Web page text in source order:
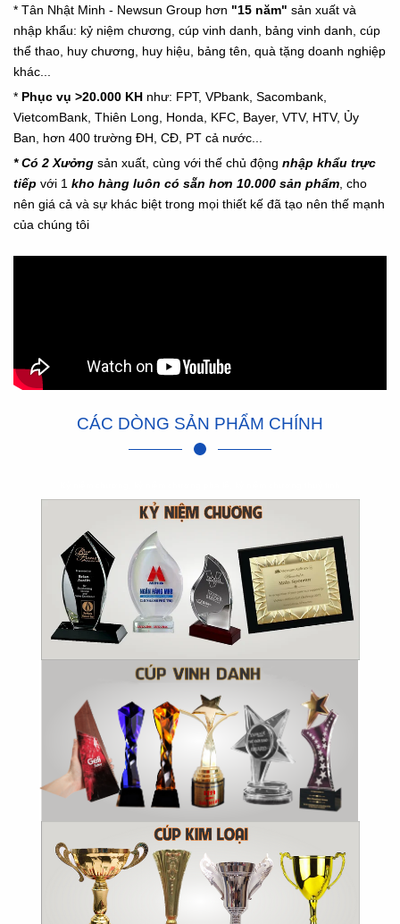
* Tân Nhật Minh - Newsun Group hơn "15 năm" sản xuất và
nhập khẩu: kỷ niệm chương, cúp vinh danh, bảng vinh danh, cúp
thể thao, huy chương, huy hiệu, bảng tên, quà tặng doanh nghiệp
khác...
* Phục vụ >20.000 KH như: FPT, VPbank, Sacombank,
VietcomBank, Thiên Long, Honda, KFC, Bayer, VTV, HTV, Ủy
Ban, hơn 400 trường ĐH, CĐ, PT cả nước...
* Có 2 Xưởng sản xuất, cùng với thế chủ động nhập khẩu trực
tiếp với 1 kho hàng luôn có sẵn hơn 10.000 sản phẩm , cho
nên giá cả và sự khác biệt trong mọi thiết kế đã tạo nên thế mạnh
của chúng tôi
CÁC DÒNG SẢN PHẨM CHÍNH